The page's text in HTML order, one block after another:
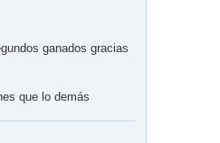
ganados gracias
que lo demás